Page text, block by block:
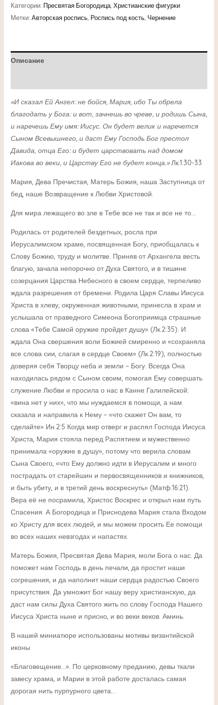
Категории: Пресвятая Богородица, Христианские фигурки
Метки: Авторская роспись, Роспись под кость, Чернение
Описание
«И сказал Ей Ангел: не бойся, Мария, ибо Ты обрела
благодать у Бога: и вот, зачнешь во чреве, и родишь Сына,
и наречешь Ему имя: Иисус. Он будет велик и наречется
Сыном Всевышнего, и даст Ему Господь Бог престол
Давида, отца Его: и будет царствовать над домом
Иакова во веки, и Царству Его не будет конца.»Лк.1:30-33
Мария, Дева Пречистая, Матерь Божия, наша Заступница от
бед, наше Возвращение к Любви Христовой.
Для мира лежащего во зле в Тебе все не так и все не то…
Родилась от родителей бездетных, росла при
Иерусалимском храме, посвященная Богу, приобщалась к
Слову Божию, труду и молитве. Приняв от Архангела весть
благую, зачала непорочно от Духа Святого, и в тишине
созерцания Царства Небесного в своем сердце, терпеливо
ждала разрешения от бремени. Родила Царя Славы Иисуса
Христа в хлеву, окруженная животными, принесла в храм и
услышала от праведного Симеона Богоприимца страшные
слова «Тебе Самой оружие пройдет душу» (Лк.2:35). И
ждала Она свершения воли Божией смиренно и «сохраняла
все слова сии, слагая в сердце Своем» (Лк.2:19), полностью
доверяя себя Творцу неба и земли – Богу. Всегда Она
находилась рядом с Сыном своим, помогая Ему совершать
служение Любви и просила о нас в Канне Галилейской:
«вина нет у них», что мы нуждаемся в помощи, а нам
сказала и направила к Нему – «что скажет Он вам, то
сделайте» Ин.2:5 Когда мир отверг и распял Господа Иисуса
Христа, Мария стояла перед Распятием и мужественно
принимала «оружие в душу», потому что верила словам
Сына Своего, «что Ему должно идти в Иерусалим и много
пострадать от старейшин и первосвященников и книжников,
и быть убиту, и в третий день воскреснуть» (Матф.16:21).
Вера её не посрамила, Христос Воскрес и открыл нам путь
Спасения. А Богородица и Приснодева Мария стала Входом
ко Христу для всех людей, и мы можем просить Ее помощи
во всех наших невзгодах и напастях.
Матерь Божия, Пресвятая Дева Мария, моли Бога о нас. Да
поможет нам Господь в день печали, да простит наши
согрешения, и да наполнит наши сердца радостью Своего
присутствия. Да умножит Бог нашу веру христианскую, да
даст нам силы Духа Святого жить по слову Господа Нашего
Иисуса Христа ныне и присно, и во веки веков. Аминь.
В нашей миниатюре использованы мотивы византийской
иконы
«Благовещение…». По церковному преданию, девы ткали
завесу храма, и Марии в этой работе досталась самая
дорогая нить пурпурного цвета…